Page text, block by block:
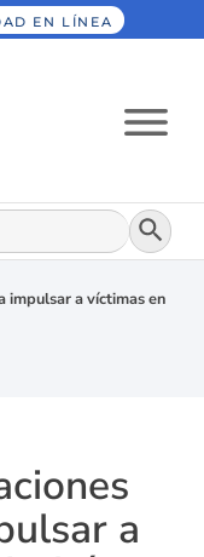
EN LÍNEA
Botón
impulsar a víctimas en
a